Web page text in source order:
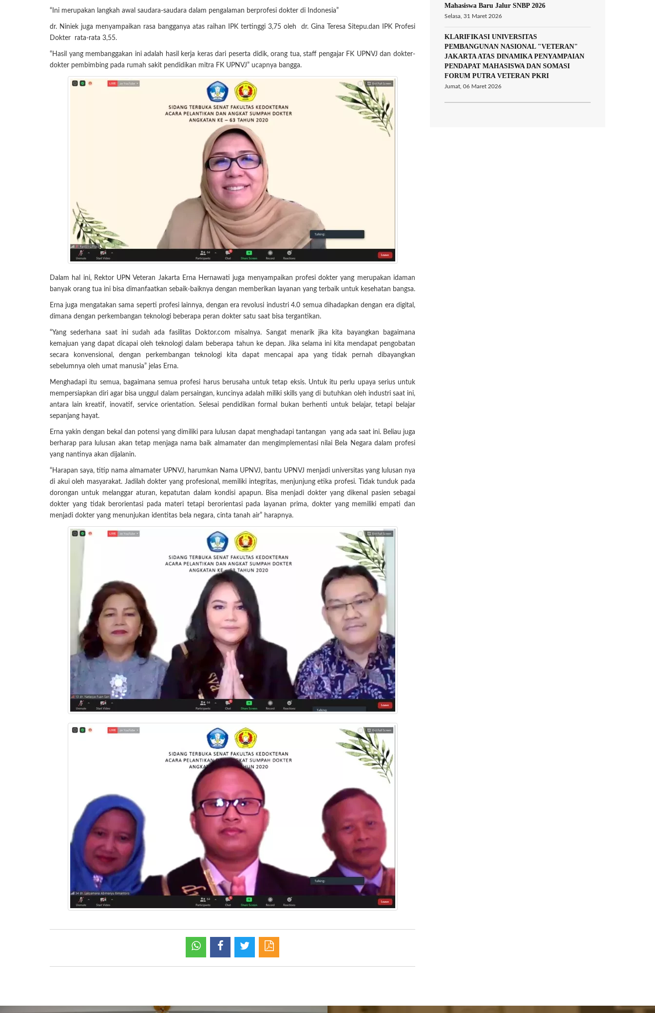
“Ini merupakan langkah awal saudara-saudara dalam pengalaman berprofesi dokter di Indonesia”
dr. Niniek juga menyampaikan rasa bangganya atas raihan IPK tertinggi 3,75 oleh dr. Gina Teresa Sitepu.dan IPK Profesi
Dokter rata-rata 3,55.
“Hasil yang membanggakan ini adalah hasil kerja keras dari peserta didik, orang tua, staff pengajar FK UPNVJ dan dokter-
dokter pembimbing pada rumah sakit pendidikan mitra FK UPNVJ” ucapnya bangga.
Dalam hal ini, Rektor UPN Veteran Jakarta Erna Hernawati juga menyampaikan profesi dokter yang merupakan idaman
banyak orang tua ini bisa dimanfaatkan sebaik-baiknya dengan memberikan layanan yang terbaik untuk kesehatan bangsa.
Erna juga mengatakan sama seperti profesi lainnya, dengan era revolusi industri 4.0 semua dihadapkan dengan era digital,
dimana dengan perkembangan teknologi beberapa peran dokter satu saat bisa tergantikan.
“Yang sederhana saat ini sudah ada fasilitas Doktor.com misalnya. Sangat menarik jika kita bayangkan bagaimana
kemajuan yang dapat dicapai oleh teknologi dalam beberapa tahun ke depan. Jika selama ini kita mendapat pengobatan
secara konvensional, dengan perkembangan teknologi kita dapat mencapai apa yang tidak pernah dibayangkan
sebelumnya oleh umat manusia” jelas Erna.
Menghadapi itu semua, bagaimana semua profesi harus berusaha untuk tetap eksis. Untuk itu perlu upaya serius untuk
mempersiapkan diri agar bisa unggul dalam persaingan, kuncinya adalah miliki skills yang di butuhkan oleh industri saat ini,
antara lain kreatif, inovatif, service orientation. Selesai pendidikan formal bukan berhenti untuk belajar, tetapi belajar
sepanjang hayat.
Erna yakin dengan bekal dan potensi yang dimiliki para lulusan dapat menghadapi tantangan yang ada saat ini. Beliau juga
berharap para lulusan akan tetap menjaga nama baik almamater dan mengimplementasi nilai Bela Negara dalam profesi
yang nantinya akan dijalanin.
“Harapan saya, titip nama almamater UPNVJ, harumkan Nama UPNVJ, bantu UPNVJ menjadi universitas yang lulusan nya
di akui oleh masyarakat. Jadilah dokter yang profesional, memiliki integritas, menjunjung etika profesi. Tidak tunduk pada
dorongan untuk melanggar aturan, kepatutan dalam kondisi apapun. Bisa menjadi dokter yang dikenal pasien sebagai
dokter yang tidak berorientasi pada materi tetapi berorientasi pada layanan prima, dokter yang memiliki empati dan
menjadi dokter yang menunjukan identitas bela negara, cinta tanah air” harapnya.
Mahasiswa Baru Jalur SNBP 2026
Selasa, 31 Maret 2026
KLARIFIKASI UNIVERSITAS
PEMBANGUNAN NASIONAL "VETERAN"
JAKARTA ATAS DINAMIKA PENYAMPAIAN
PENDAPAT MAHASISWA DAN SOMASI
FORUM PUTRA VETERAN PKRI
Jumat, 06 Maret 2026